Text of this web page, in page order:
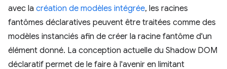
avec la création de modèles intégrée, les racines
fantômes déclaratives peuvent être traitées comme des
modèles instanciés afin de créer la racine fantôme d'un
élément donné. La conception actuelle du Shadow DOM
déclaratif permet de le faire à l'avenir en limitant